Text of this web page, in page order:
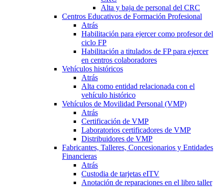
Alta y baja de personal del CRC
Centros Educativos de Formación Profesional
Atrás
Habilitación para ejercer como profesor del
ciclo FP
Habilitación a titulados de FP para ejercer
en centros colaboradores
Vehículos históricos
Atrás
Alta como entidad relacionada con el
vehículo histórico
Vehículos de Movilidad Personal (VMP)
Atrás
Certificación de VMP
Laboratorios certificadores de VMP
Distribuidores de VMP
Fabricantes, Talleres, Concesionarios y Entidades
Financieras
Atrás
Custodia de tarjetas eITV
Anotación de reparaciones en el libro taller